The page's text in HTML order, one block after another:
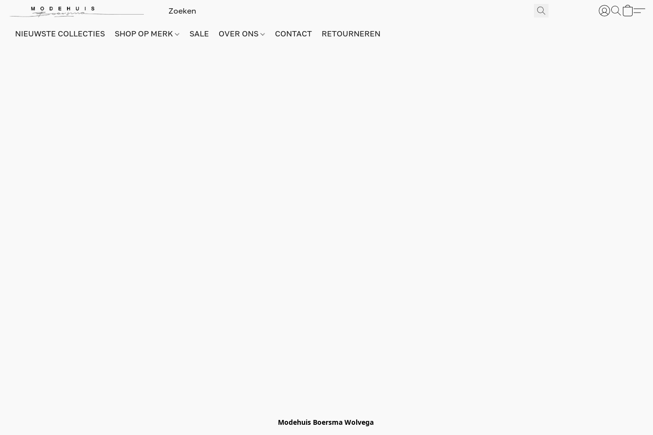
NIEUWSTE COLLECTIES SHOP OP MERK SALE OVER ONS CONTACT RETOURNEREN
Modehuis Boersma Wolvega